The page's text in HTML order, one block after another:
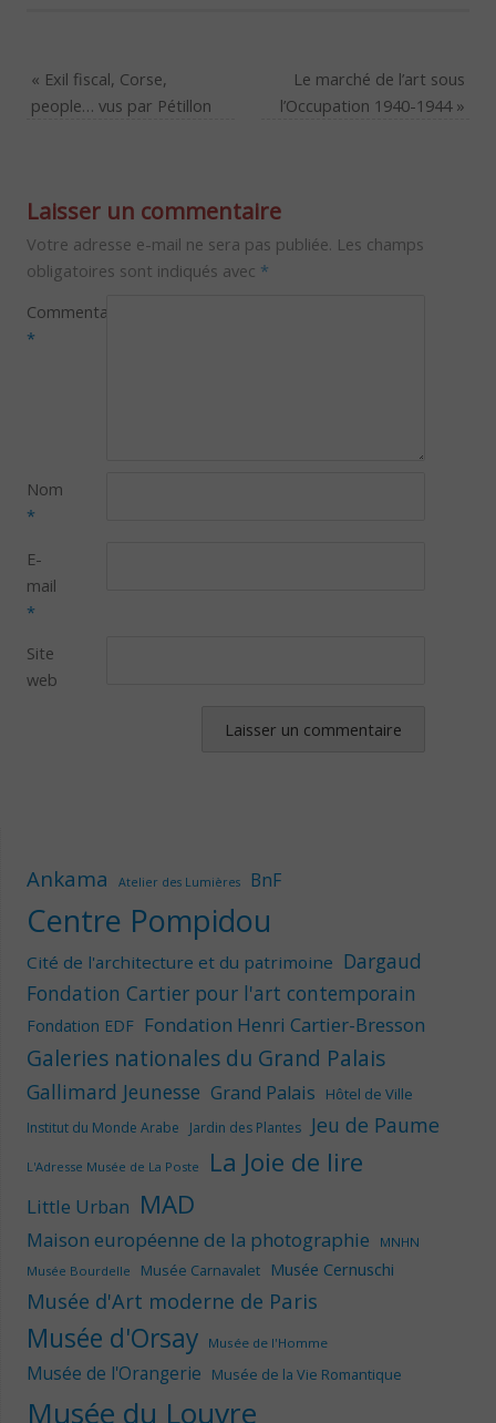
« Exil fiscal, Corse,
people… vus par Pétillon
Le marché de l’art sous
l’Occupation 1940-1944 »
Laisser un commentaire
Votre adresse e-mail ne sera pas publiée. Les champs
obligatoires sont indiqués avec *
Commentaire
*
Nom
*
E-
mail
*
Site
web
Ankama Atelier des Lumières BnF
Centre Pompidou
Cité de l'architecture et du patrimoine Dargaud
Fondation Cartier pour l'art contemporain
Fondation EDF Fondation Henri Cartier-Bresson
Galeries nationales du Grand Palais
Gallimard Jeunesse Grand Palais Hôtel de Ville
Institut du Monde Arabe Jardin des Plantes Jeu de Paume
L'Adresse Musée de La Poste La Joie de lire
Little Urban MAD
Maison européenne de la photographie
MNHN
Musée Bourdelle
Musée Carnavalet Musée Cernuschi
Musée d'Art moderne de Paris
Musée d'Orsay Musée de l'Homme
Musée de l'Orangerie Musée de la Vie Romantique
Musée du Louvre